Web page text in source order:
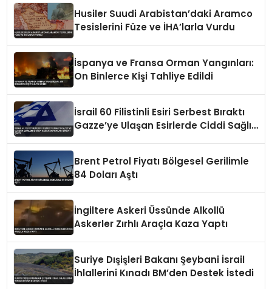
Husiler Suudi Arabistan’daki Aramco
Tesislerini Füze ve İHA’larla Vurdu
İspanya ve Fransa Orman Yangınları:
On Binlerce Kişi Tahliye Edildi
İsrail 60 Filistinli Esiri Serbest Bıraktı
Gazze’ye Ulaşan Esirlerde Ciddi Sağlık
Brent Petrol Fiyatı Bölgesel Gerilimle
84 Doları Aştı
İngiltere Askeri Üssünde Alkollü
Askerler Zırhlı Araçla Kaza Yaptı
Suriye Dışişleri Bakanı Şeybani İsrail
İhlallerini Kınadı BM’den Destek İstedi